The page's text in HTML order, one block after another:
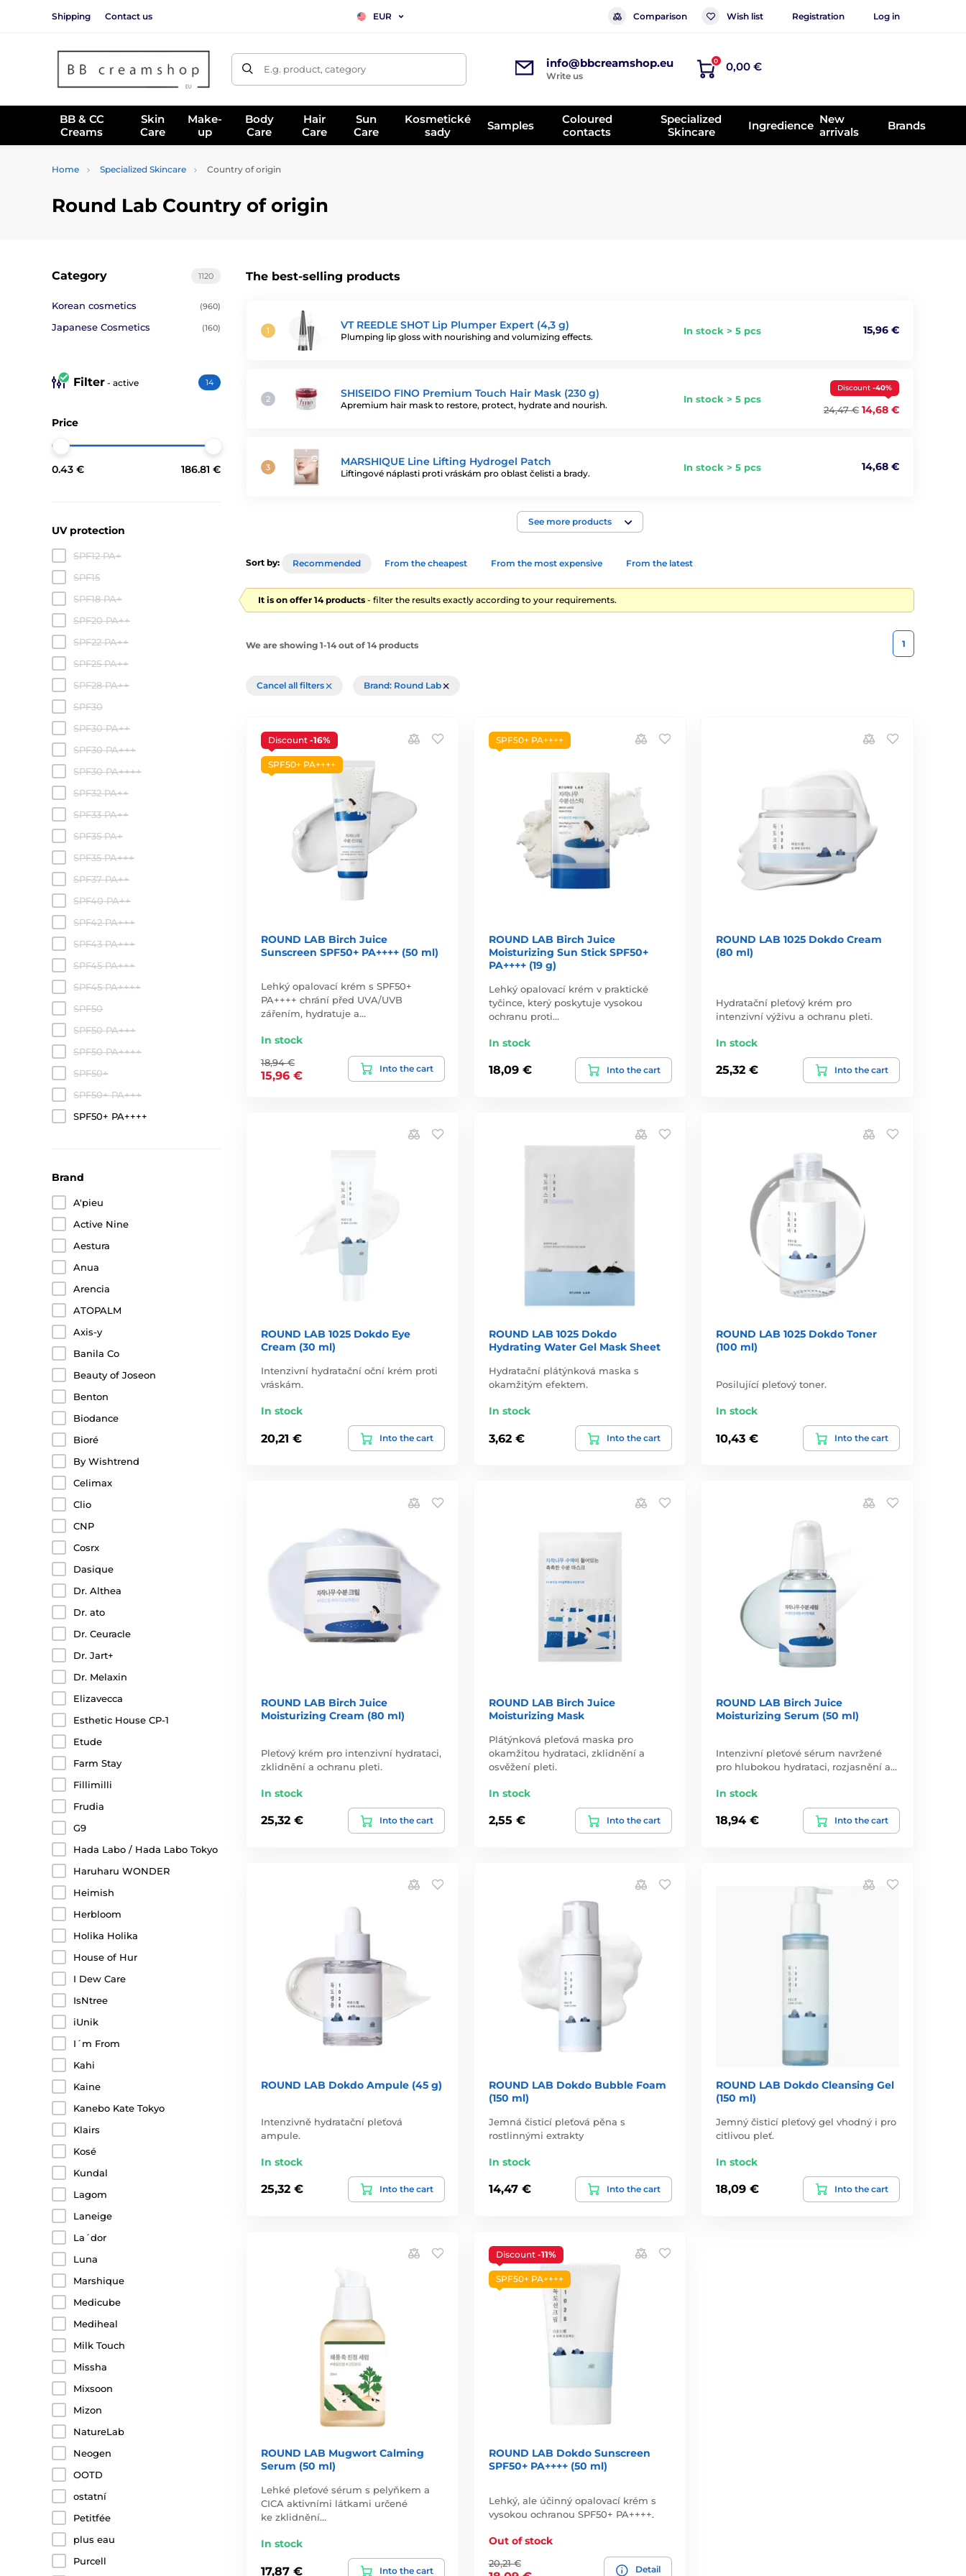
Shipping Contact us EUR Comparison Wish list Registration Log in
E.g. product, category info@bbcreamshop.eu
Write us
0 0,00 €
BB & CC
Creams
Skin
Care
Make-
up
Body
Care
Hair
Care
Sun
Care
Kosmetické
sady
Samples
Coloured
contacts
Specialized
Skincare
Ingredience New
arrivals
Brands
Home Specialized Skincare Country of origin
Round Lab Country of origin
The best-selling products
VT REEDLE SHOT Lip Plumper Expert (4,3 g)
Plumping lip gloss with nourishing and volumizing effects.
In stock > 5 pcs 15,96 €
SHISEIDO FINO Premium Touch Hair Mask (230 g)
Apremium hair mask to restore, protect, hydrate and nourish.
In stock > 5 pcs
Discount -40%
24,47 € 14,68 €
MARSHIQUE Line Lifting Hydrogel Patch
Liftingové náplasti proti vráskám pro oblast čelisti a brady.
In stock > 5 pcs 14,68 €
See more products
1120
Category
Korean cosmetics (960)
Japanese Cosmetics (160)
Filter - active 14
Price
0.43 € 186.81 €
UV protection
SPF12 PA+
SPF15
SPF18 PA+
SPF20 PA++
SPF22 PA++
SPF25 PA++
SPF28 PA++
SPF30
SPF30 PA++
SPF30 PA+++
SPF30 PA++++
SPF32 PA++
SPF33 PA++
SPF35 PA+
SPF35 PA+++
SPF37 PA++
SPF40 PA++
SPF42 PA+++
SPF43 PA+++
SPF45 PA+++
SPF45 PA++++
SPF50
SPF50 PA+++
SPF50 PA++++
SPF50+
SPF50+ PA+++
SPF50+ PA++++
Brand
A'pieu
Active Nine
Aestura
Anua
Arencia
ATOPALM
Axis-y
Banila Co
Beauty of Joseon
Benton
Biodance
Bioré
By Wishtrend
Celimax
Clio
CNP
Cosrx
Dasique
Dr. Althea
Dr. ato
Dr. Ceuracle
Dr. Jart+
Dr. Melaxin
Elizavecca
Esthetic House CP-1
Etude
Farm Stay
Fillimilli
Frudia
G9
Hada Labo / Hada Labo Tokyo
Haruharu WONDER
Heimish
Herbloom
Holika Holika
House of Hur
I Dew Care
IsNtree
iUnik
I´m From
Kahi
Kaine
Kanebo Kate Tokyo
Klairs
Kosé
Kundal
Lagom
Laneige
La´dor
Luna
Marshique
Medicube
Mediheal
Milk Touch
Missha
Mixsoon
Mizon
NatureLab
Neogen
OOTD
ostatní
Petitfée
plus eau
Purcell
Sort by: Recommended From the cheapest From the most expensive From the latest
It is on offer 14 products - filter the results exactly according to your requirements.
We are showing 1-14 out of 14 products 1
Cancel all filters Brand: Round Lab
Discount -16%
SPF50+ PA++++
ROUND LAB Birch Juice
Sunscreen SPF50+ PA++++ (50 ml)
Lehký opalovací krém s SPF50+
PA++++ chrání před UVA/UVB
zářením, hydratuje a…
In stock
18,94 €
15,96 €
Into the cart
SPF50+ PA++++
ROUND LAB Birch Juice
Moisturizing Sun Stick SPF50+
PA++++ (19 g)
Lehký opalovací krém v praktické
tyčince, který poskytuje vysokou
ochranu proti…
In stock
18,09 € Into the cart
ROUND LAB 1025 Dokdo Cream
(80 ml)
Hydratační pleťový krém pro
intenzivní výživu a ochranu pleti.
In stock
25,32 € Into the cart
ROUND LAB 1025 Dokdo Eye
Cream (30 ml)
Intenzivní hydratační oční krém proti
vráskám.
In stock
20,21 € Into the cart
ROUND LAB 1025 Dokdo
Hydrating Water Gel Mask Sheet
Hydratační plátýnková maska s
okamžitým efektem.
In stock
3,62 € Into the cart
ROUND LAB 1025 Dokdo Toner
(100 ml)
Posilující pleťový toner.
In stock
10,43 € Into the cart
ROUND LAB Birch Juice
Moisturizing Cream (80 ml)
Pleťový krém pro intenzivní hydrataci,
zklidnění a ochranu pleti.
In stock
25,32 € Into the cart
ROUND LAB Birch Juice
Moisturizing Mask
Plátýnková pleťová maska pro
okamžitou hydrataci, zklidnění a
osvěžení pleti.
In stock
2,55 € Into the cart
ROUND LAB Birch Juice
Moisturizing Serum (50 ml)
Intenzivní pleťové sérum navržené
pro hlubokou hydrataci, rozjasnění a…
In stock
18,94 € Into the cart
ROUND LAB Dokdo Ampule (45 g)
Intenzivně hydratační pleťová
ampule.
In stock
25,32 € Into the cart
ROUND LAB Dokdo Bubble Foam
(150 ml)
Jemná čisticí pleťová pěna s
rostlinnými extrakty
In stock
14,47 € Into the cart
ROUND LAB Dokdo Cleansing Gel
(150 ml)
Jemný čisticí pleťový gel vhodný i pro
citlivou pleť.
In stock
18,09 € Into the cart
ROUND LAB Mugwort Calming
Serum (50 ml)
Lehké pleťové sérum s pelyňkem a
CICA aktivními látkami určené
ke zklidnění…
In stock
17,87 € Into the cart
Discount -11%
SPF50+ PA++++
ROUND LAB Dokdo Sunscreen
SPF50+ PA++++ (50 ml)
Lehký, ale účinný opalovací krém s
vysokou ochranou SPF50+ PA++++.
Out of stock
20,21 €
Detail